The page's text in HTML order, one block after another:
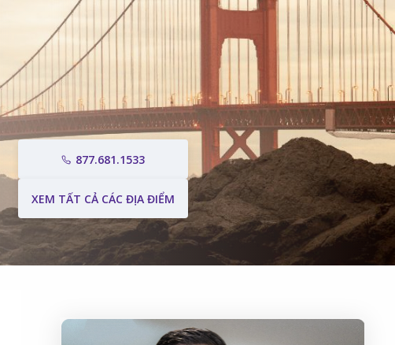
877.681.1533
XEM TẤT CẢ CÁC ĐỊA ĐIỂM